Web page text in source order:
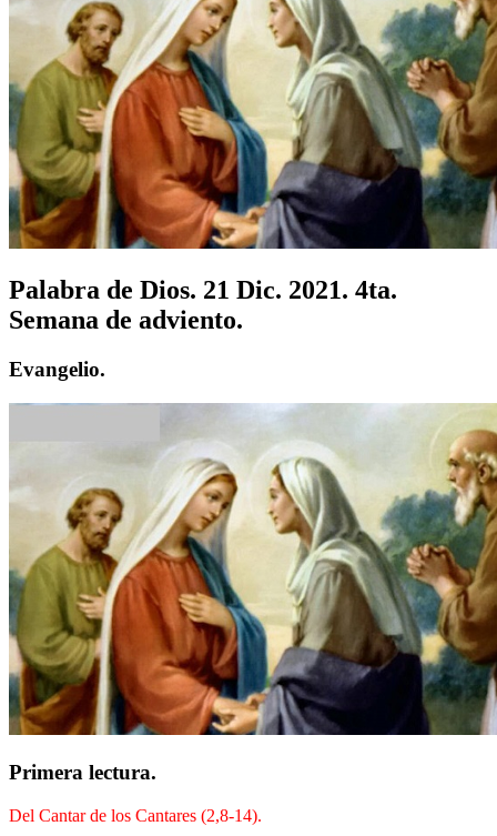
Palabra de Dios. 21 Dic. 2021. 4ta.
Semana de adviento.
Evangelio.
Primera lectura.
Del Cantar de los Cantares (2,8-14).